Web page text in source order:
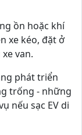
ồn hoặc khí
xe kéo, đặt ở
van.
phát triển
trống - những
nếu sạc EV di